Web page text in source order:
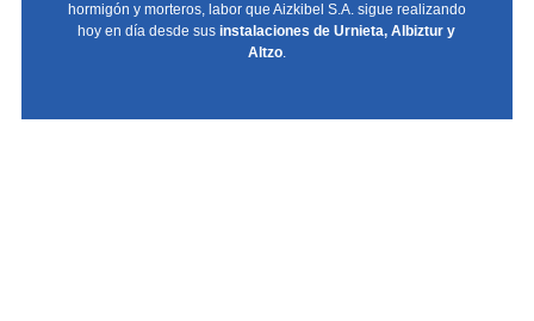
hormigón y morteros, labor que Aizkibel S.A. sigue realizando
hoy en día desde susinstalaciones de Urnieta, Albiztur y
Altzo.